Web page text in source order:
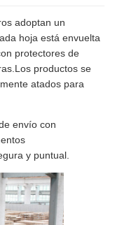
adoptan un
hoja está envuelta
protectores de
productos se
atados para
envío con
y puntual.